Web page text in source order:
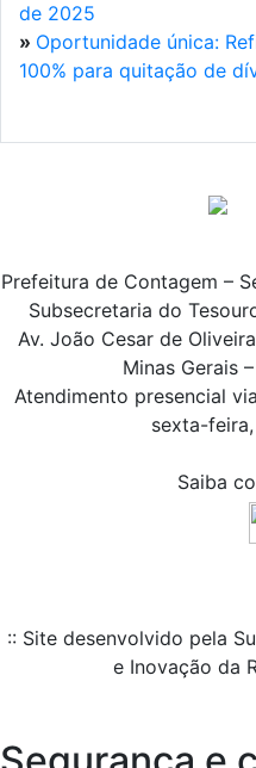
de 2025
» Oportunidade única:
100% para quitação de
Prefeitura de Contagem –
Subsecretaria do
Av. João Cesar de
Minas Gerais
Atendimento presencial via
sexta-
Saiba
:: Site desenvolvido pela
e Inovação da